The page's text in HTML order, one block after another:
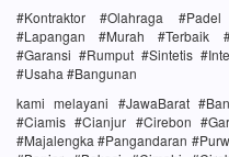
#Kontraktor #Olahraga
#Lapangan #Murah #Terbaik
#Garansi #Rumput #Sintetis
#Usaha #Bangunan
kami melayani #JawaBarat
#Ciamis #Cianjur #Cirebon
#Majalengka #Pangandaran